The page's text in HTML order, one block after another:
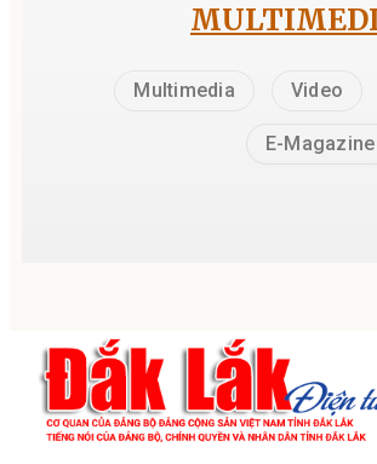
Multimedia Video
E-Magazine